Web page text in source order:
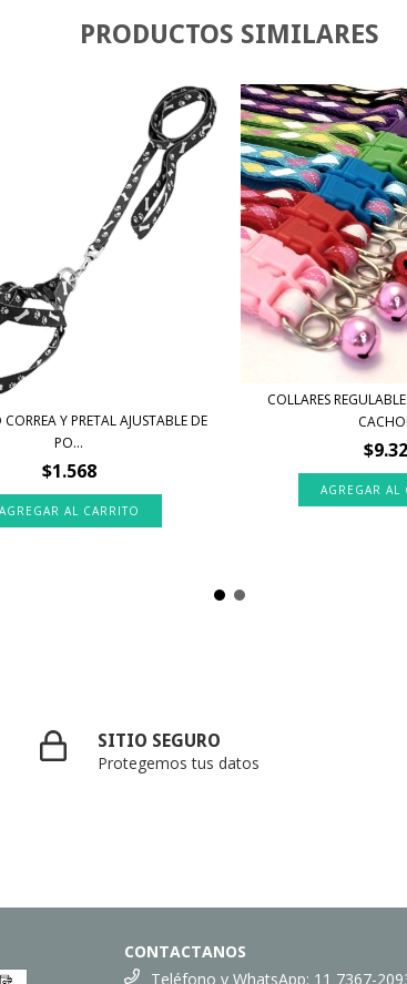
PRODUCTOS SIMILARES
Y PRETAL AJUSTABLE DE
PO...
$1.568
AGREGAR AL CARRITO
COLLARES
SITIO SEGURO
Protegemos tus datos
CONTACTANOS
Teléfono y WhatsApp: 11 7367-